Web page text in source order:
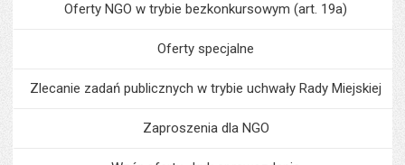
Oferty NGO w trybie bezkonkursowym (art. 19a)
Oferty specjalne
Zlecanie zadań publicznych w trybie uchwały Rady Miejskiej
Zaproszenia dla NGO